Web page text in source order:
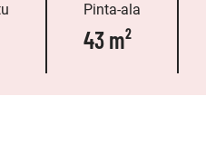
Pinta-ala
43 m²